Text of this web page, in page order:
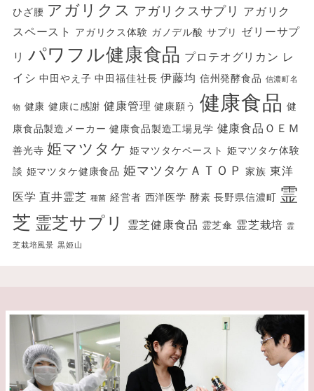
ひざ腰 アガリクス アガリクスサプリ
アガリク
スペースト
アガリクス体験 ガノデル酸 サプリ
ゼリーサプ
リ パワフル健康食品 プロテオグリカン レ
イシ 中田やえ子 中田福佳社長 伊藤均 信州発酵食品 信濃町名
物 健康 健康に感謝 健康管理 健康願う 健康食品 健
康食品製造メーカー 健康食品製造工場見学 健康食品ＯＥＭ
善光寺 姫マツタケ 姫マツタケペースト 姫マツタケ体験
談 姫マツタケ健康食品 姫マツタケＡＴＯＰ 家族 東洋
医学 直井霊芝 種菌 経営者 西洋医学 酵素 長野県信濃町 霊
芝 霊芝サプリ 霊芝健康食品 霊芝傘 霊芝栽培 霊
芝栽培風景 黒姫山